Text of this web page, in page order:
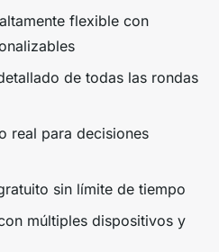
flexible con
de todas las rondas
real para decisiones
sin límite de tiempo
múltiples dispositivos y